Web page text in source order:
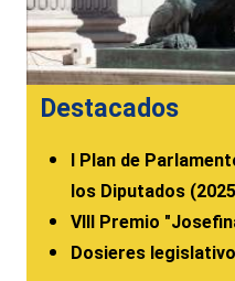
Destacados
I Plan de
los Diputados
VIII Premio
Dosieres